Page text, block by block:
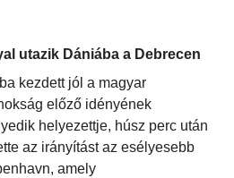
utazik Dániába a Debrecen
kezdett jól a magyar
előző idényének
helyezettje, húsz perc után
az irányítást az esélyesebb
amely